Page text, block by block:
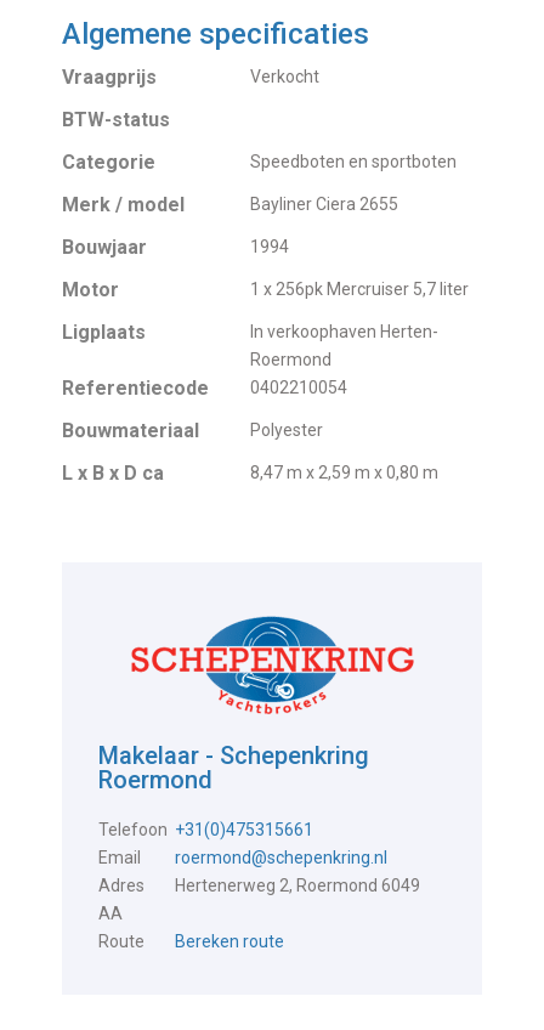
Algemene specificaties
Vraagprijs Verkocht
BTW-status
Categorie
Speedboten en sportboten
Merk / model Bayliner Ciera 2655
Bouwjaar 1994
Motor 1 x 256pk Mercruiser 5,7 liter
Ligplaats
In verkoophaven Herten-
Roermond
Referentiecode 0402210054
Bouwmateriaal Polyester
L x B x D ca 8,47 m x 2,59 m x 0,80 m
Makelaar - Schepenkring
Roermond
Telefoon +31(0)475315661
Email
roermond@schepenkring.nl
Adres
Hertenerweg 2, Roermond 6049
AA
Route
Bereken route